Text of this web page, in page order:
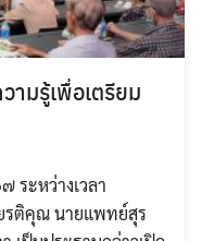
มรู้เพื่อเตรียม
ะหว่างเวลา
รติคุณ นายแพทย์สุร